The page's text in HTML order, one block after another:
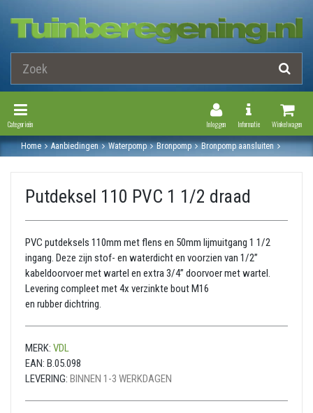
Winkelwagen
Toggle
Informatie
Inloggen
Toggle Navigation
Categorieën
Home Aanbiedingen Waterpomp Bronpomp
Bronpomp aansluiten
Putdeksel 110 PVC 1 1/2 draad
PVC putdeksels 110mm met flens en 50mm lijmuitgang 1 1/2
ingang. Deze zijn stof- en waterdicht en voorzien van 1/2”
kabeldoorvoer met wartel en extra 3/4” doorvoer met wartel.
Levering compleet met 4x verzinkte bout M16
en rubber dichtring.
MERK: VDL
EAN: B.05.098
LEVERING: BINNEN 1-3 WERKDAGEN